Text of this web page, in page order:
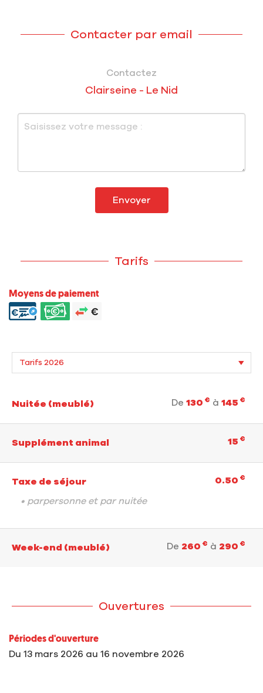
Contacter par email
Contactez
Clairseine - Le Nid
Envoyer
Tarifs
Moyens de paiement
Nuitée (meublé) De 130 € à 145 €
Supplément animal 15 €
Taxe de séjour 0.50 €
• parpersonne et par nuitée
Week-end (meublé) De 260 € à 290 €
Ouvertures
Périodes d'ouverture
Du 13 mars 2026 au 16 novembre 2026